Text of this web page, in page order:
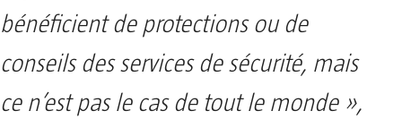
bénéficient de protections ou de
conseils des services de sécurité, mais
ce n’est pas le cas de tout le monde »,